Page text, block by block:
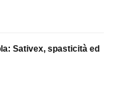
Sativex, spasticità ed